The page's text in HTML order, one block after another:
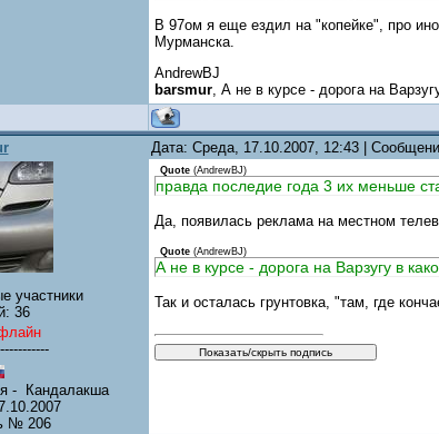
В 97ом я еще ездил на "копейке", про
Мурманска.
AndrewBJ
barsmur, А не в курсе - дорога на
Дата: Среда, 17.10.2007, 12:43 |
участники
36
- Кандалакша
№ 206
Quote (AndrewBJ)
правда последие года 3 их меньше
Да, появилась реклама на местном
Quote (AndrewBJ)
А не в курсе - дорога на Варзугу в
Так и осталась грунтовка, "там, где